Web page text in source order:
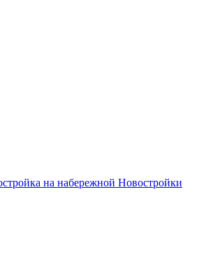
на набережной Новостройки